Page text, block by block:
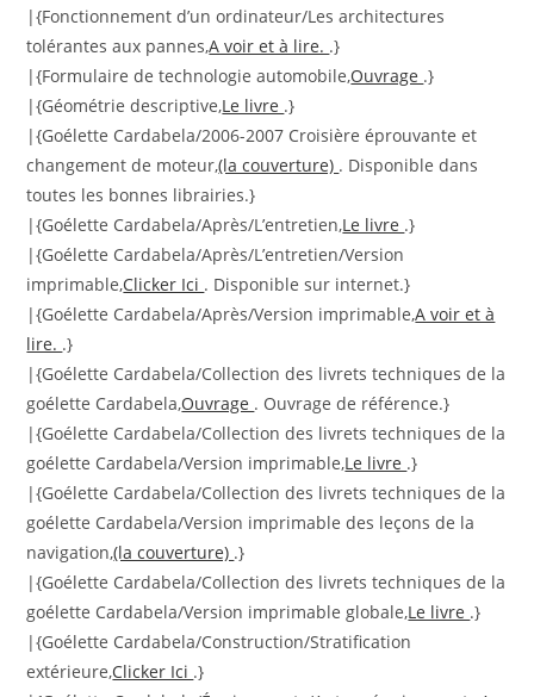
|{Fonctionnement d’un ordinateur/Les architectures
tolérantes aux pannes,A voir et à lire. .}
|{Formulaire de technologie automobile,Ouvrage .}
|{Géométrie descriptive,Le livre .}
|{Goélette Cardabela/2006-2007 Croisière éprouvante et
changement de moteur,(la couverture) . Disponible dans
toutes les bonnes librairies.}
|{Goélette Cardabela/Après/L’entretien,Le livre .}
|{Goélette Cardabela/Après/L’entretien/Version
imprimable,Clicker Ici . Disponible sur internet.}
|{Goélette Cardabela/Après/Version imprimable,A voir et à
lire. .}
|{Goélette Cardabela/Collection des livrets techniques de la
goélette Cardabela,Ouvrage . Ouvrage de référence.}
|{Goélette Cardabela/Collection des livrets techniques de la
goélette Cardabela/Version imprimable,Le livre .}
|{Goélette Cardabela/Collection des livrets techniques de la
goélette Cardabela/Version imprimable des leçons de la
navigation,(la couverture) .}
|{Goélette Cardabela/Collection des livrets techniques de la
goélette Cardabela/Version imprimable globale,Le livre .}
|{Goélette Cardabela/Construction/Stratification
extérieure,Clicker Ici .}